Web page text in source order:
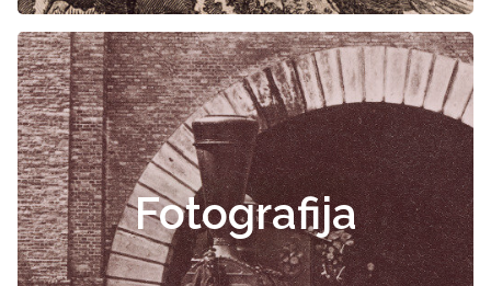
Fotografija